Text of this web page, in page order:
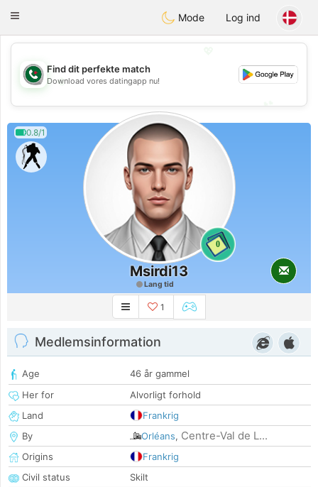
Weshrak
Toggle
Mode Log ind
💖
💕
Find dit perfekte match
Download vores datingapp nu!
0.8/1
0
Msirdi13
Lang tid
1
Medlemsinformation
Age
46 år gammel
Her for
Alvorligt forhold
Land
Frankrig
By
Orléans, Centre-Val de L...
Origins
Frankrig
Civil status
Skilt